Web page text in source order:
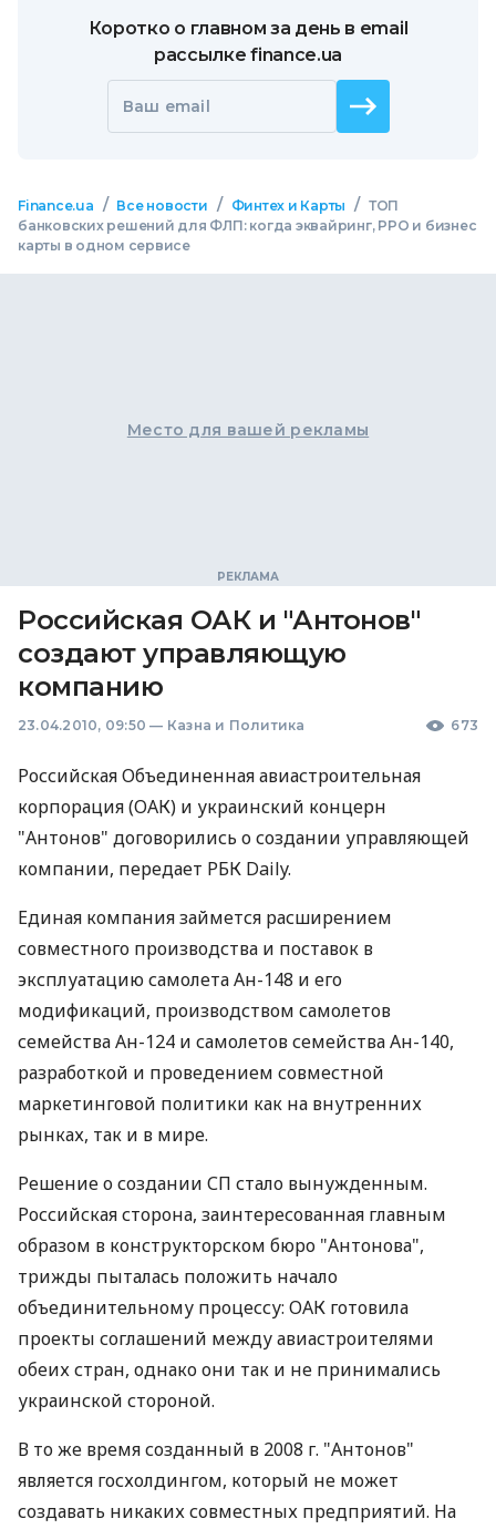
Коротко о главном за день в email
рассылке finance.ua
Ваш email
Finance.ua / Все новости / Финтех и Карты / ТОП
банковских решений для ФЛП: когда эквайринг, РРО и бизнес
карты в одном сервисе
Место для вашей рекламы
Российская ОАК и "Антонов"
создают управляющую
компанию
23.04.2010, 09:50 — Казна и Политика 673
Российская Объединенная авиастроительная
корпорация (ОАК) и украинский концерн
"Антонов" договорились о создании управляющей
компании, передает РБК Daily.
Единая компания займется расширением
совместного производства и поставок в
эксплуатацию самолета Ан-148 и его
модификаций, производством самолетов
семейства Ан-124 и самолетов семейства Ан-140,
разработкой и проведением совместной
маркетинговой политики как на внутренних
рынках, так и в мире.
Решение о создании СП стало вынужденным.
Российская сторона, заинтересованная главным
образом в конструкторском бюро "Антонова",
трижды пыталась положить начало
объединительному процессу: ОАК готовила
проекты соглашений между авиастроителями
обеих стран, однако они так и не принимались
украинской стороной.
В то же время созданный в 2008 г. "Антонов"
является госхолдингом, который не может
создавать никаких совместных предприятий. На